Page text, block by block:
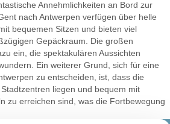
Annehmlichkeiten an Bord zur
nach Antwerpen verfügen über helle
bequemen Sitzen und bieten viel
Gepäckraum. Die großen
ein, die spektakulären Aussichten
Ein weiterer Grund, sich für eine
zu entscheiden, ist, dass die
liegen und bequem mit
zu erreichen sind, was die Fortbewegung